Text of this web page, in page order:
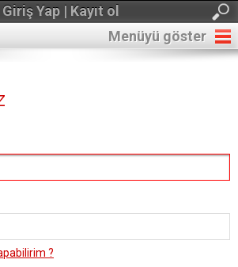
Giriş Yap | Kayıt ol
Menüyü göster
?